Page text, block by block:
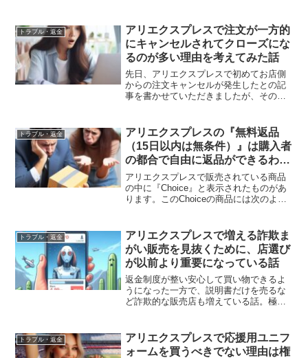
限られるという内容です。
トラブル・返金
アリエクスプレスで注文が一方的
にキャンセルされてクローズにな
るのが多い理由を考えてみた話
先日、アリエクスプレスで初めてお店側
からの注文キャンセルが発生したとの記
事を書かせていただきましたが、その後
割と長きに渡ってアリエクスプレスを利
用しておりますが、お店側...
トラブル・返金
アリエクスプレスの『無料返品
（15日以内は無条件）』は購入者
の都合で自由に返品ができるわけ
ではない話
アリエクスプレスで販売されている商品
の中に『Choice』と表示されたものがあ
ります。このChoiceの商品には次のよう
料返品 （15日以内は無条件）無料配...
トラブル・返金
アリエクスプレスで増える詐欺ま
がい販売を見抜くために、店選び
が以前より重要になっている話
返金制度が整い安心して買い物できるよ
うになった一方で、説明書だけを売るな
ど詐欺的な販売店も増えている話。極端
避の鍵になります。
トラブル・返金
アリエクスプレスで応援用ユニフ
ォームを買うべきでない理由は権